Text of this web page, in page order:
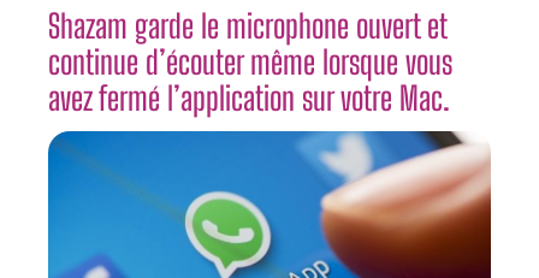
Shazam garde le microphone ouvert et
continue d’écouter même lorsque vous
avez fermé l’application sur votre Mac.